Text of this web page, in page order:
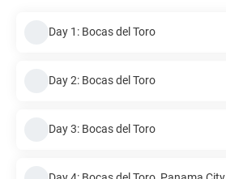
Day 1: Bocas del Toro
Day 2: Bocas del Toro
Day 3: Bocas del Toro